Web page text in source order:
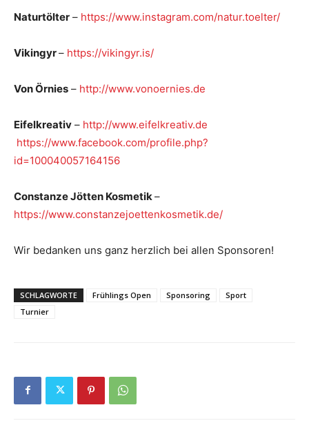
Naturtölter – https://www.instagram.com/natur.toelter/
Vikingyr– https://vikingyr.is/
Von Örnies – http://www.vonoernies.de
Eifelkreativ – http://www.eifelkreativ.de
https://www.facebook.com/profile.php?
id=100040057164156
Constanze Jötten Kosmetik –
https://www.constanzejoettenkosmetik.de/
Wir bedanken uns ganz herzlich bei allen Sponsoren!
SCHLAGWORTE Frühlings Open Sponsoring
Sport
Turnier